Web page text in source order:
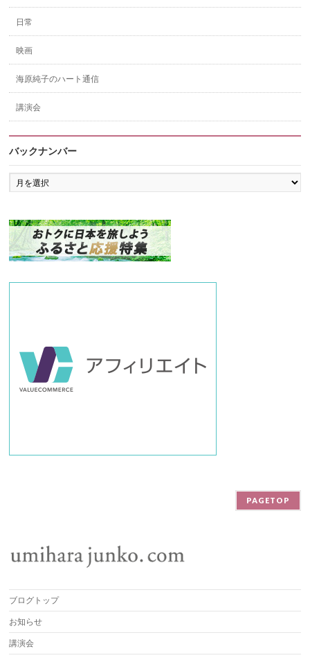
日常
映画
海原純子のハート通信
講演会
バックナンバー
バ
ッ
ン
バ
ー
PAGETOP
ブログトップ
お知らせ
講演会